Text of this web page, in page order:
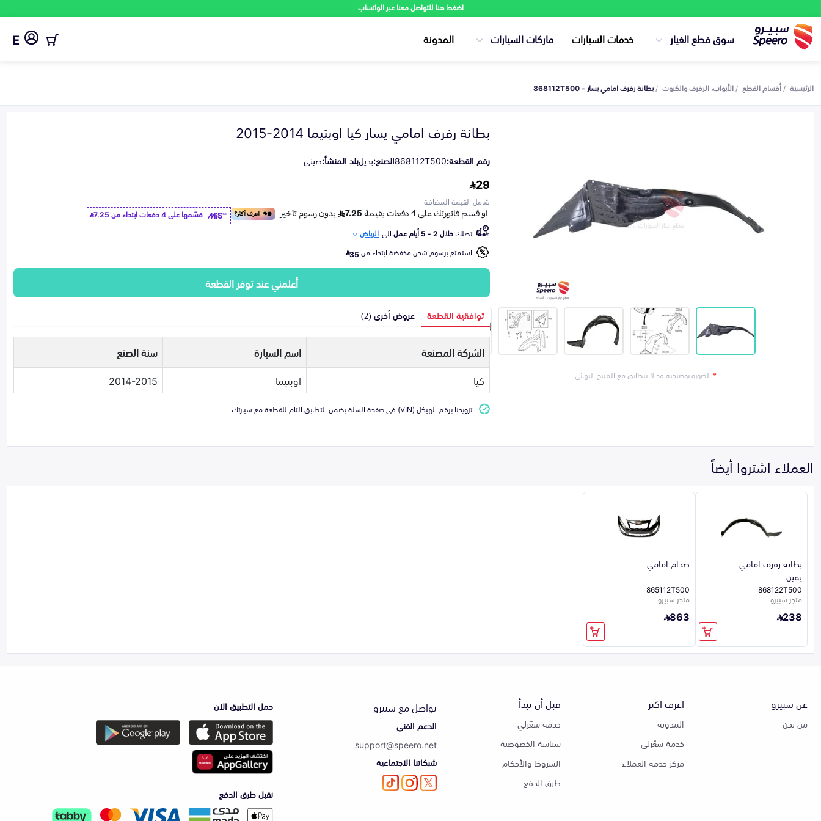
اضغط هنا للتواصل معنا عبر الواتساب
سوق قطع الغيار خدمات السيارات ماركات السيارات المدونة E
الرئيسية أقسام القطع الأبواب، الرفرف والكبوت بطانة رفرف امامي يسار - 868112T500
*الصورة توضيحية قد لا تتطابق مع المنتج النهائي
بطانة رفرف امامي يسار كيا اوبتيما 2014-2015
رقم القطعة:868112T500الصنع:بديلبلد المنشأ:صيني
29
شامل القيمة المضافة
قسّمها على 4 دفعات ابتداء من
7.25
تصلكخلال 2 - 5 أيام عمل الى الرياض
استمتع برسوم شحن مخفضة ابتداء من35
أعلمني عند توفر القطعة
توافقية القطعة عروض أخرى (2)
الشركة المصنعة اسم السيارة
سنة الصنع
كيا
اوبتيما 2014-2015
تزويدنا برقم الهيكل (VIN) في صفحة السلة يضمن التطابق التام للقطعة مع سيارتك
العملاء اشتروا أيضاً
بطانة رفرف امامي
يمين
868122T500
متجر سبيرو
238
صدام امامي
865112T500
متجر سبيرو
863
عن سبيرو
من نحن
اعرف اكثر
المدونة
خدمة سعّرلي
مركز خدمة العملاء
قبل أن تبدأ
خدمة سعّرلي
سياسة الخصوصية
الشروط والأحكام
طرق الدفع
تواصل مع سبيرو
الدعم الفني
support@speero.net
شبكاتنا الاجتماعية
حمل التطبيق الان
نقبل طرق الدفع